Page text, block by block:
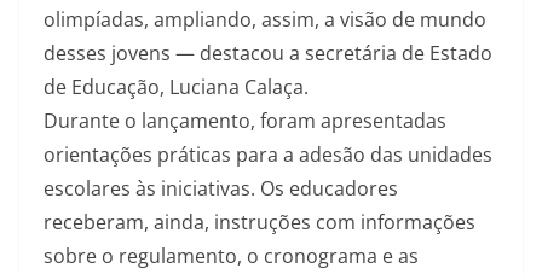
olimpíadas, ampliando, assim, a visão de mundo
desses jovens — destacou a secretária de Estado
de Educação, Luciana Calaça.
Durante o lançamento, foram apresentadas
orientações práticas para a adesão das unidades
escolares às iniciativas. Os educadores
receberam, ainda, instruções com informações
sobre o regulamento, o cronograma e as